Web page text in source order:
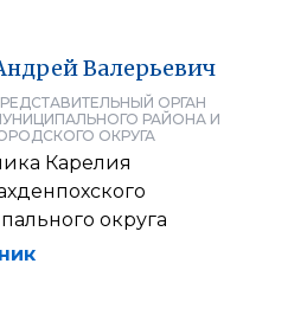
Валерьевич
ОРГАН
РАЙОНА И
ОКРУГА
Карелия
округа